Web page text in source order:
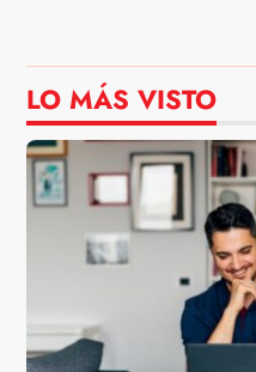
LO MÁS VISTO